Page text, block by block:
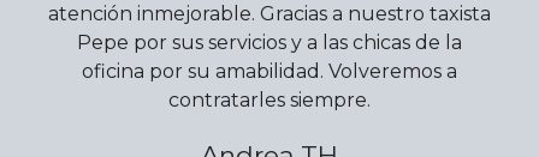
atención inmejorable. Gracias a nuestro taxista
Pepe por sus servicios y a las chicas de la
oficina por su amabilidad. Volveremos a
contratarles siempre.